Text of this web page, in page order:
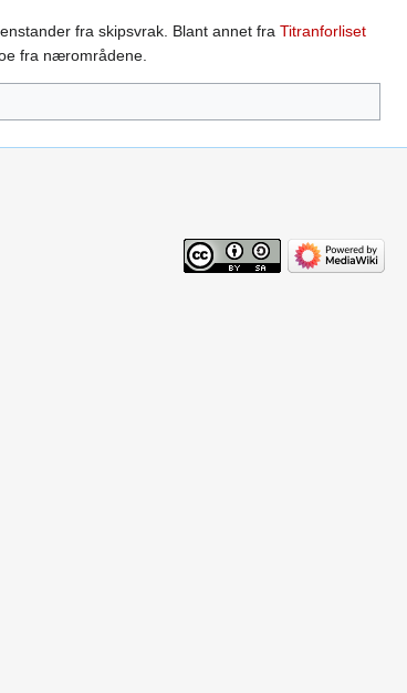
fra skipsvrak. Blant annet fra Titranforliset
fra nærområdene.